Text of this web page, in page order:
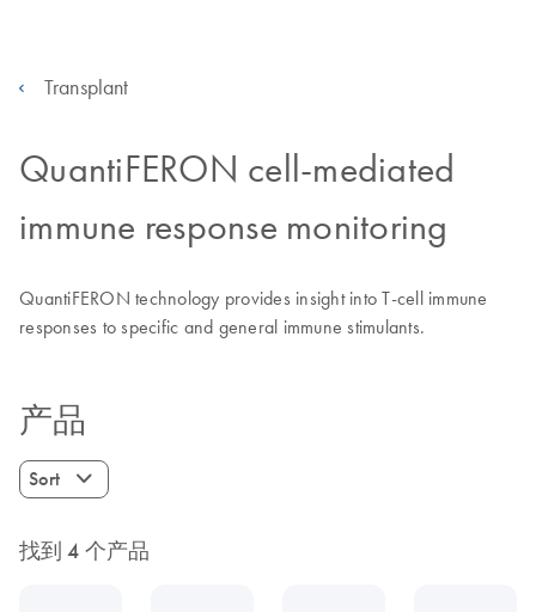
Transplant
QuantiFERON cell-mediated
immune response monitoring
QuantiFERON technology provides insight into T-cell immune
responses to specific and general immune stimulants.
产品
Sort
找到 4 个产品